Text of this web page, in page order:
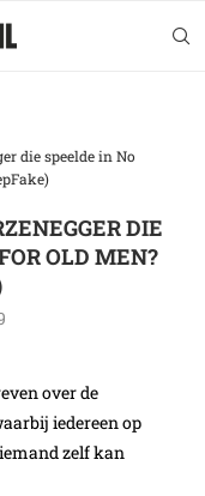
die speelde in No
DIE
OLD MEN?
over de
iedereen op
zelf kan